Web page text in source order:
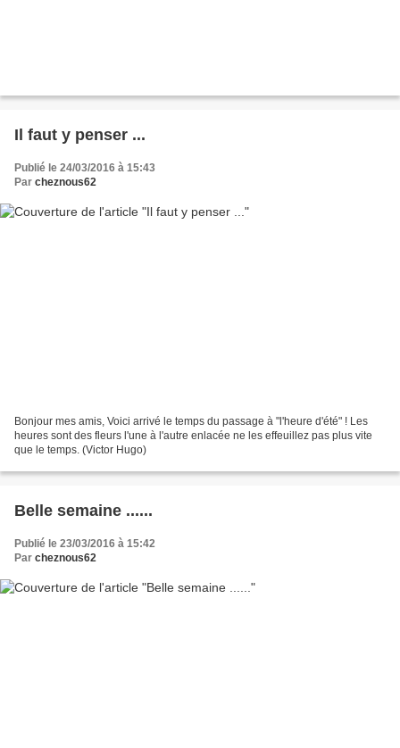
Il faut y penser ...
Publié le 24/03/2016 à 15:43
Par cheznous62
Bonjour mes amis, Voici arrivé le temps du passage à "l'heure d'été" ! Les
heures sont des fleurs l'une à l'autre enlacée ne les effeuillez pas plus vite
que le temps. (Victor Hugo)
Belle semaine ......
Publié le 23/03/2016 à 15:42
Par cheznous62